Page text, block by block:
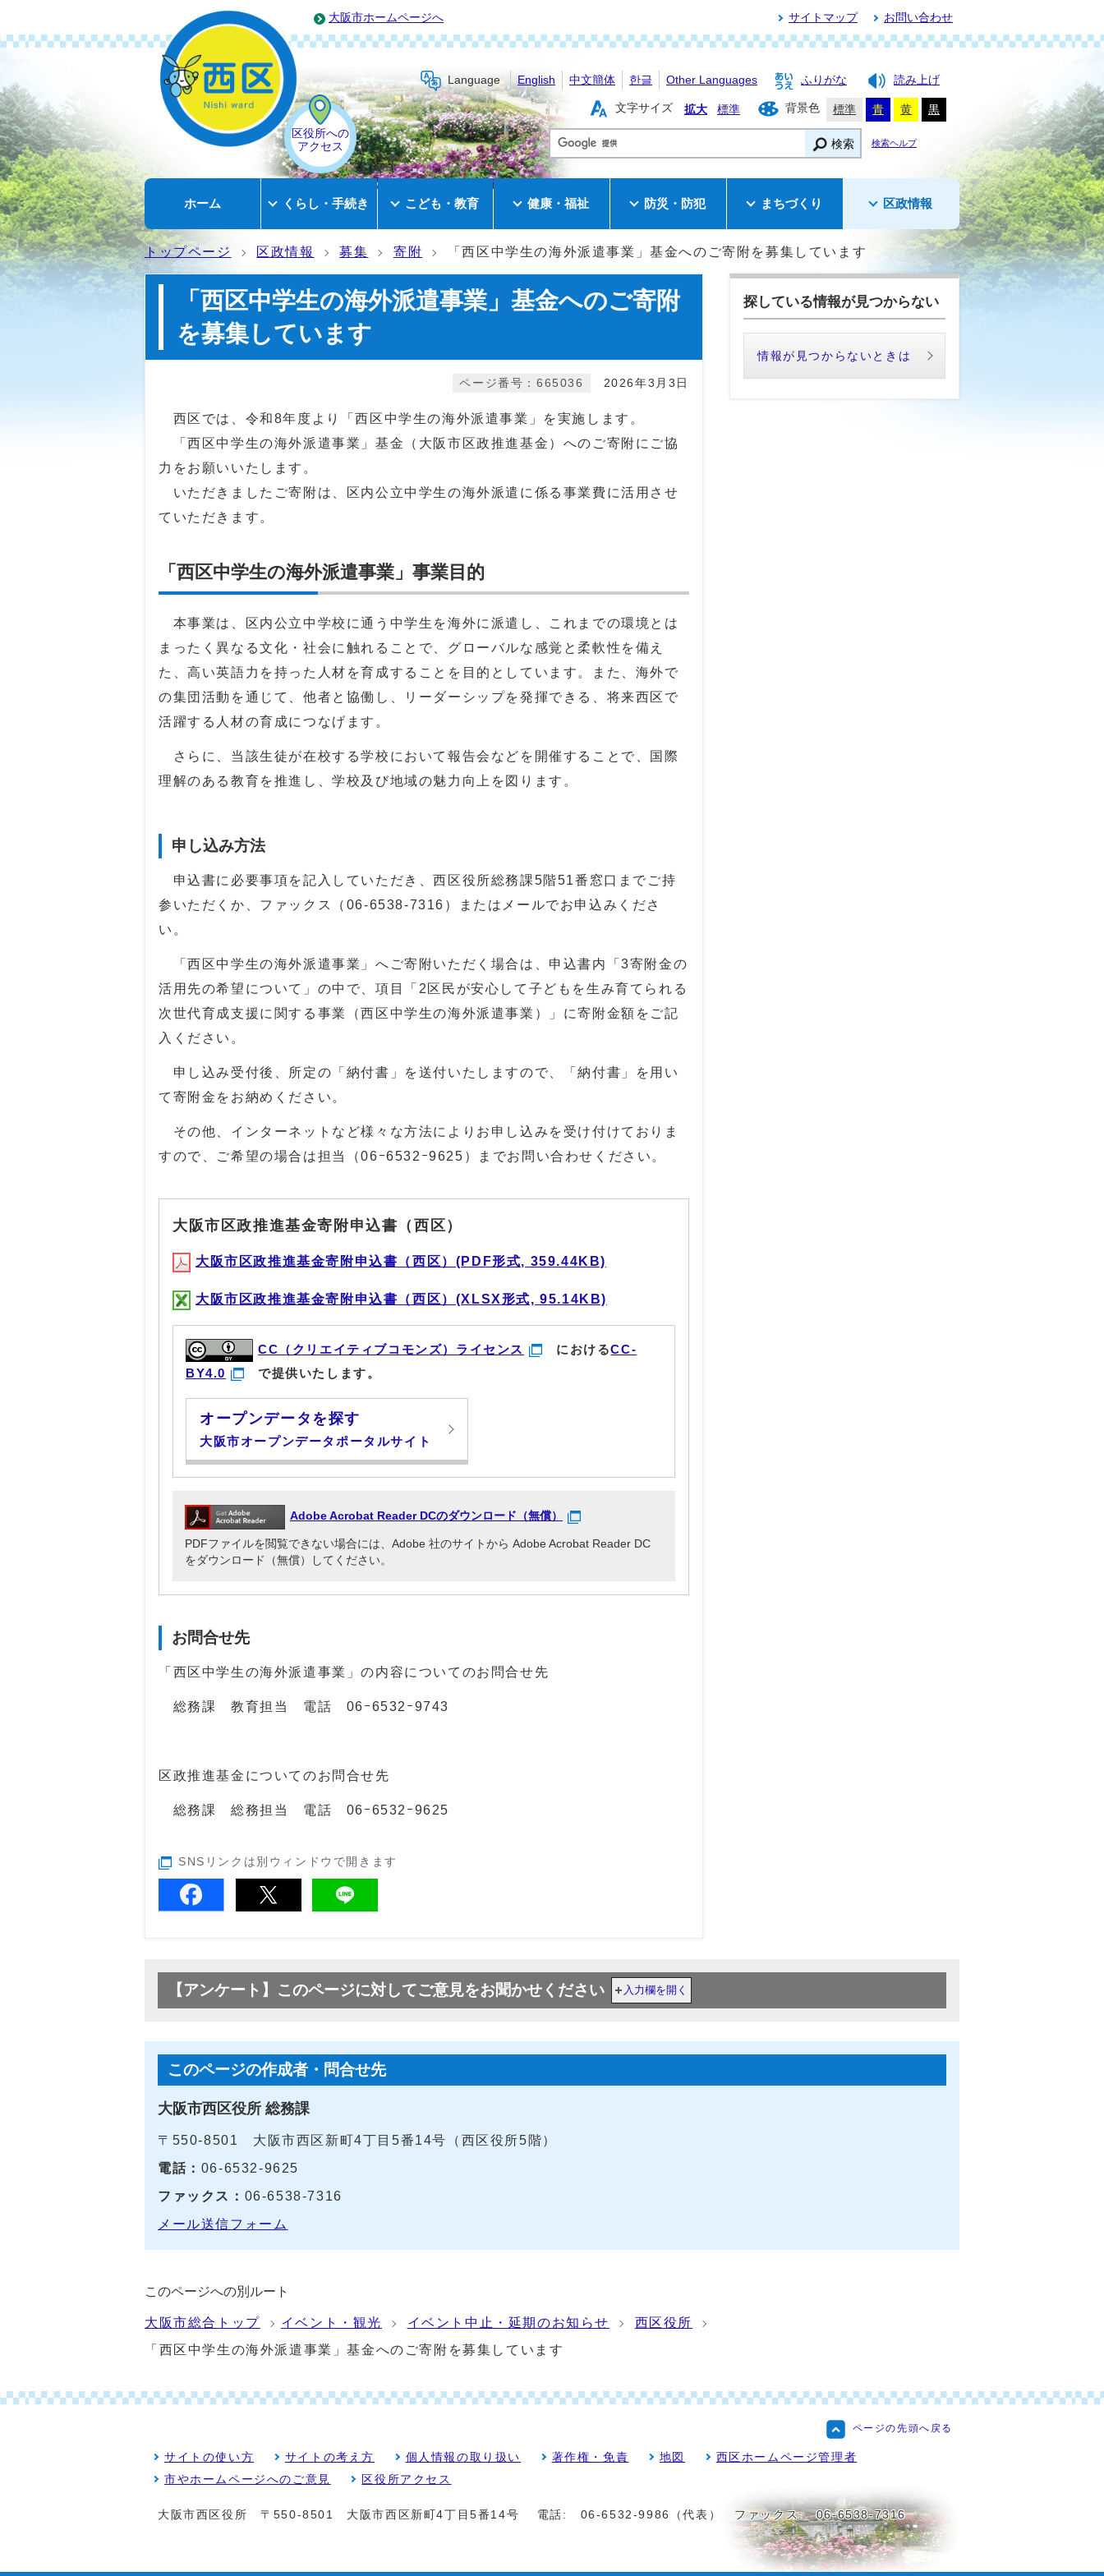
大阪市ホームページへ サイトマップ お問い合わせ
区役所への
アクセス
Language English 中文簡体 한글 Other Languages ふりがな 読み上げ
文字サイズ 拡大 標準 背景色 標準 青 黄 黒
検索 検索ヘルプ
ホーム くらし・手続き こども・教育 健康・福祉 防災・防犯 まちづくり 区政情報
トップページ 区政情報 募集 寄附 「西区中学生の海外派遣事業」基金へのご寄附を募集しています
「西区中学生の海外派遣事業」基金へのご寄附
を募集しています
2026年3月3日
ページ番号：665036
西区では、令和8年度より「西区中学生の海外派遣事業」を実施します。
「西区中学生の海外派遣事業」基金（大阪市区政推進基金）へのご寄附にご協
力をお願いいたします。
いただきましたご寄附は、区内公立中学生の海外派遣に係る事業費に活用させ
ていただきます。
「西区中学生の海外派遣事業」事業目的
本事業は、区内公立中学校に通う中学生を海外に派遣し、これまでの環境とは
まったく異なる文化・社会に触れることで、グローバルな感覚と柔軟性を備え
た、高い英語力を持った人材を育成することを目的としています。また、海外で
の集団活動を通じて、他者と協働し、リーダーシップを発揮できる、将来西区で
活躍する人材の育成につなげます。
さらに、当該生徒が在校する学校において報告会などを開催することで、国際
理解のある教育を推進し、学校及び地域の魅力向上を図ります。
申し込み方法
申込書に必要事項を記入していただき、西区役所総務課5階51番窓口までご持
参いただくか、ファックス（06-6538-7316）またはメールでお申込みくださ
い。
「西区中学生の海外派遣事業」へご寄附いただく場合は、申込書内「3寄附金の
活用先の希望について」の中で、項目「2区民が安心して子どもを生み育てられる
次世代育成支援に関する事業（西区中学生の海外派遣事業）」に寄附金額をご記
入ください。
申し込み受付後、所定の「納付書」を送付いたしますので、「納付書」を用い
て寄附金をお納めください。
その他、インターネットなど様々な方法によりお申し込みを受け付けておりま
すので、ご希望の場合は担当（06ｰ6532ｰ9625 ）までお問い合わせください。
大阪市区政推進基金寄附申込書（西区）
大阪市区政推進基金寄附申込書（西区）(PDF形式, 359.44KB)
大阪市区政推進基金寄附申込書（西区）(XLSX形式, 95.14KB)
CC（クリエイティブコモンズ）ライセンス におけるCC-
BY4.0
で提供いたします。
オープンデータを探す
大阪市オープンデータポータルサイト
Adobe Acrobat Reader DCのダウンロード（無償）
PDFファイルを閲覧できない場合には、Adobe 社のサイトから Adobe Acrobat Reader DC
をダウンロード（無償）してください。
お問合せ先
「西区中学生の海外派遣事業」の内容についてのお問合せ先
総務課 教育担当 電話 06ｰ6532ｰ9743
区政推進基金についてのお問合せ先
総務課 総務担当 電話 06ｰ6532ｰ9625
SNSリンクは別ウィンドウで開きます
探している情報が見つからない
情報が見つからないときは
【アンケート】このページに対してご意見をお聞かせください 入力欄を開く
このページの作成者・問合せ先
大阪市西区役所 総務課
〒550-8501 大阪市西区新町4丁目5番14号（西区役所5階）
電話： 06-6532-9625
ファックス： 06-6538-7316
メール送信フォーム
このページへの別ルート
大阪市総合トップ イベント・観光 イベント中止・延期のお知らせ
西区役所
「西区中学生の海外派遣事業」基金へのご寄附を募集しています
ページの先頭へ戻る
サイトの使い方 サイトの考え方 個人情報の取り扱い 著作権・免責 地図
西区ホームページ管理者
市やホームページへのご意見
区役所アクセス
大阪市西区役所 〒550-8501 大阪市西区新町4丁目5番14号 電話: 06-6532-9986（代表） ファックス: 06-6538-7316